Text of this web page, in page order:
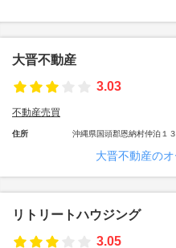
大晋不動産
3.03
不動産売買
住所 沖縄県国頭郡恩納村仲泊１
大晋不動産の
リトリートハウジング
3.05